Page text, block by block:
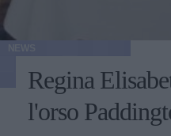
Regina
l'orso